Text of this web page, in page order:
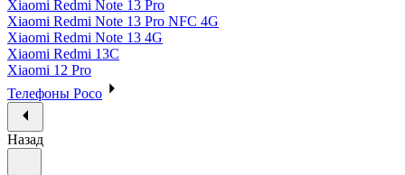
Xiaomi Redmi Note 13 Pro
Xiaomi Redmi Note 13 Pro NFC 4G
Xiaomi Redmi Note 13 4G
Xiaomi Redmi 13C
Xiaomi 12 Pro
Телефоны Poco
Назад